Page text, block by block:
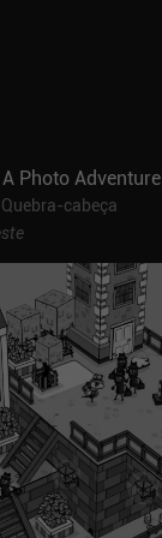
Photo Adventure
Quebra-cabeça